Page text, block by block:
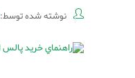
نوشته شده توسط: